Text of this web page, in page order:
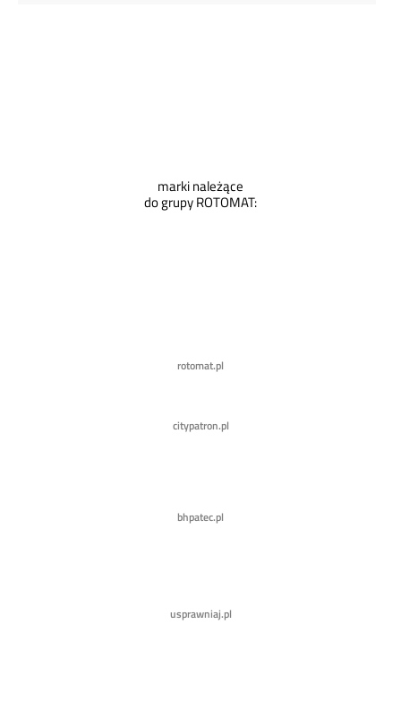
marki należące
do grupy ROTOMAT:
rotomat.pl
citypatron.pl
bhpatec.pl
usprawniaj.pl